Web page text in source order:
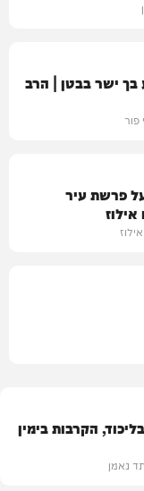
בך ישר בבטן | הרב
פור
פרשת עיר
הקרבות בימין
נאמן